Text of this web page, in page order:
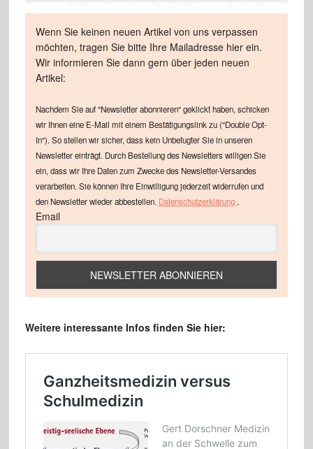
Wenn Sie keinen neuen Artikel von uns verpassen
möchten, tragen Sie bitte Ihre Mailadresse hier ein.
Wir informieren Sie dann gern über jeden neuen
Artikel:
Nachdem Sie auf "Newsletter abonnieren" geklickt haben, schicken
wir Ihnen eine E-Mail mit einem Bestätigungslink zu ("Double Opt-
In"). So stellen wir sicher, dass kein Unbefugter Sie in unseren
Newsletter einträgt. Durch Bestellung des Newsletters willigen Sie
ein, dass wir Ihre Daten zum Zwecke des Newsletter-Versandes
verarbeiten. Sie können Ihre Einwilligung jederzeit widerrufen und
den Newsletter wieder abbestellen. Datenschutzerklärung .
Email
Weitere interessante Infos finden Sie hier: